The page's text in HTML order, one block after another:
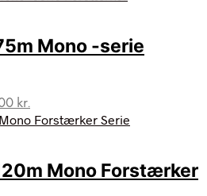
kr..3.407,00 kr..
Mono -serie
kr..
kr.
aktuelle
3.057,00 kr..
Mono Forstærker